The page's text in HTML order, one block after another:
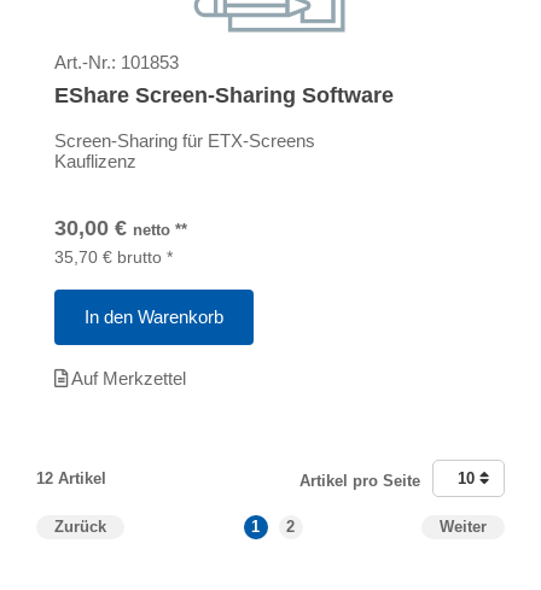
Art.-Nr.: 101853
EShare Screen-Sharing Software
Screen-Sharing für ETX-Screens
Kauflizenz
30,00 € netto **
35,70 € brutto *
In den Warenkorb
Auf Merkzettel
12 Artikel
Zurück 1 2 Weiter
Artikel pro Seite 10